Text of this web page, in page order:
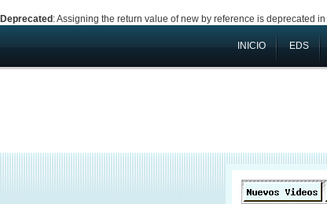
Deprecated : Assigning the return value of new by reference is deprecated in
INICIO EDS